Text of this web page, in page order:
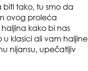
biti tako, tu smo da
ovog proleća
kako bi nas
u klasici ali vam haljine
nijansu, upečatljiv